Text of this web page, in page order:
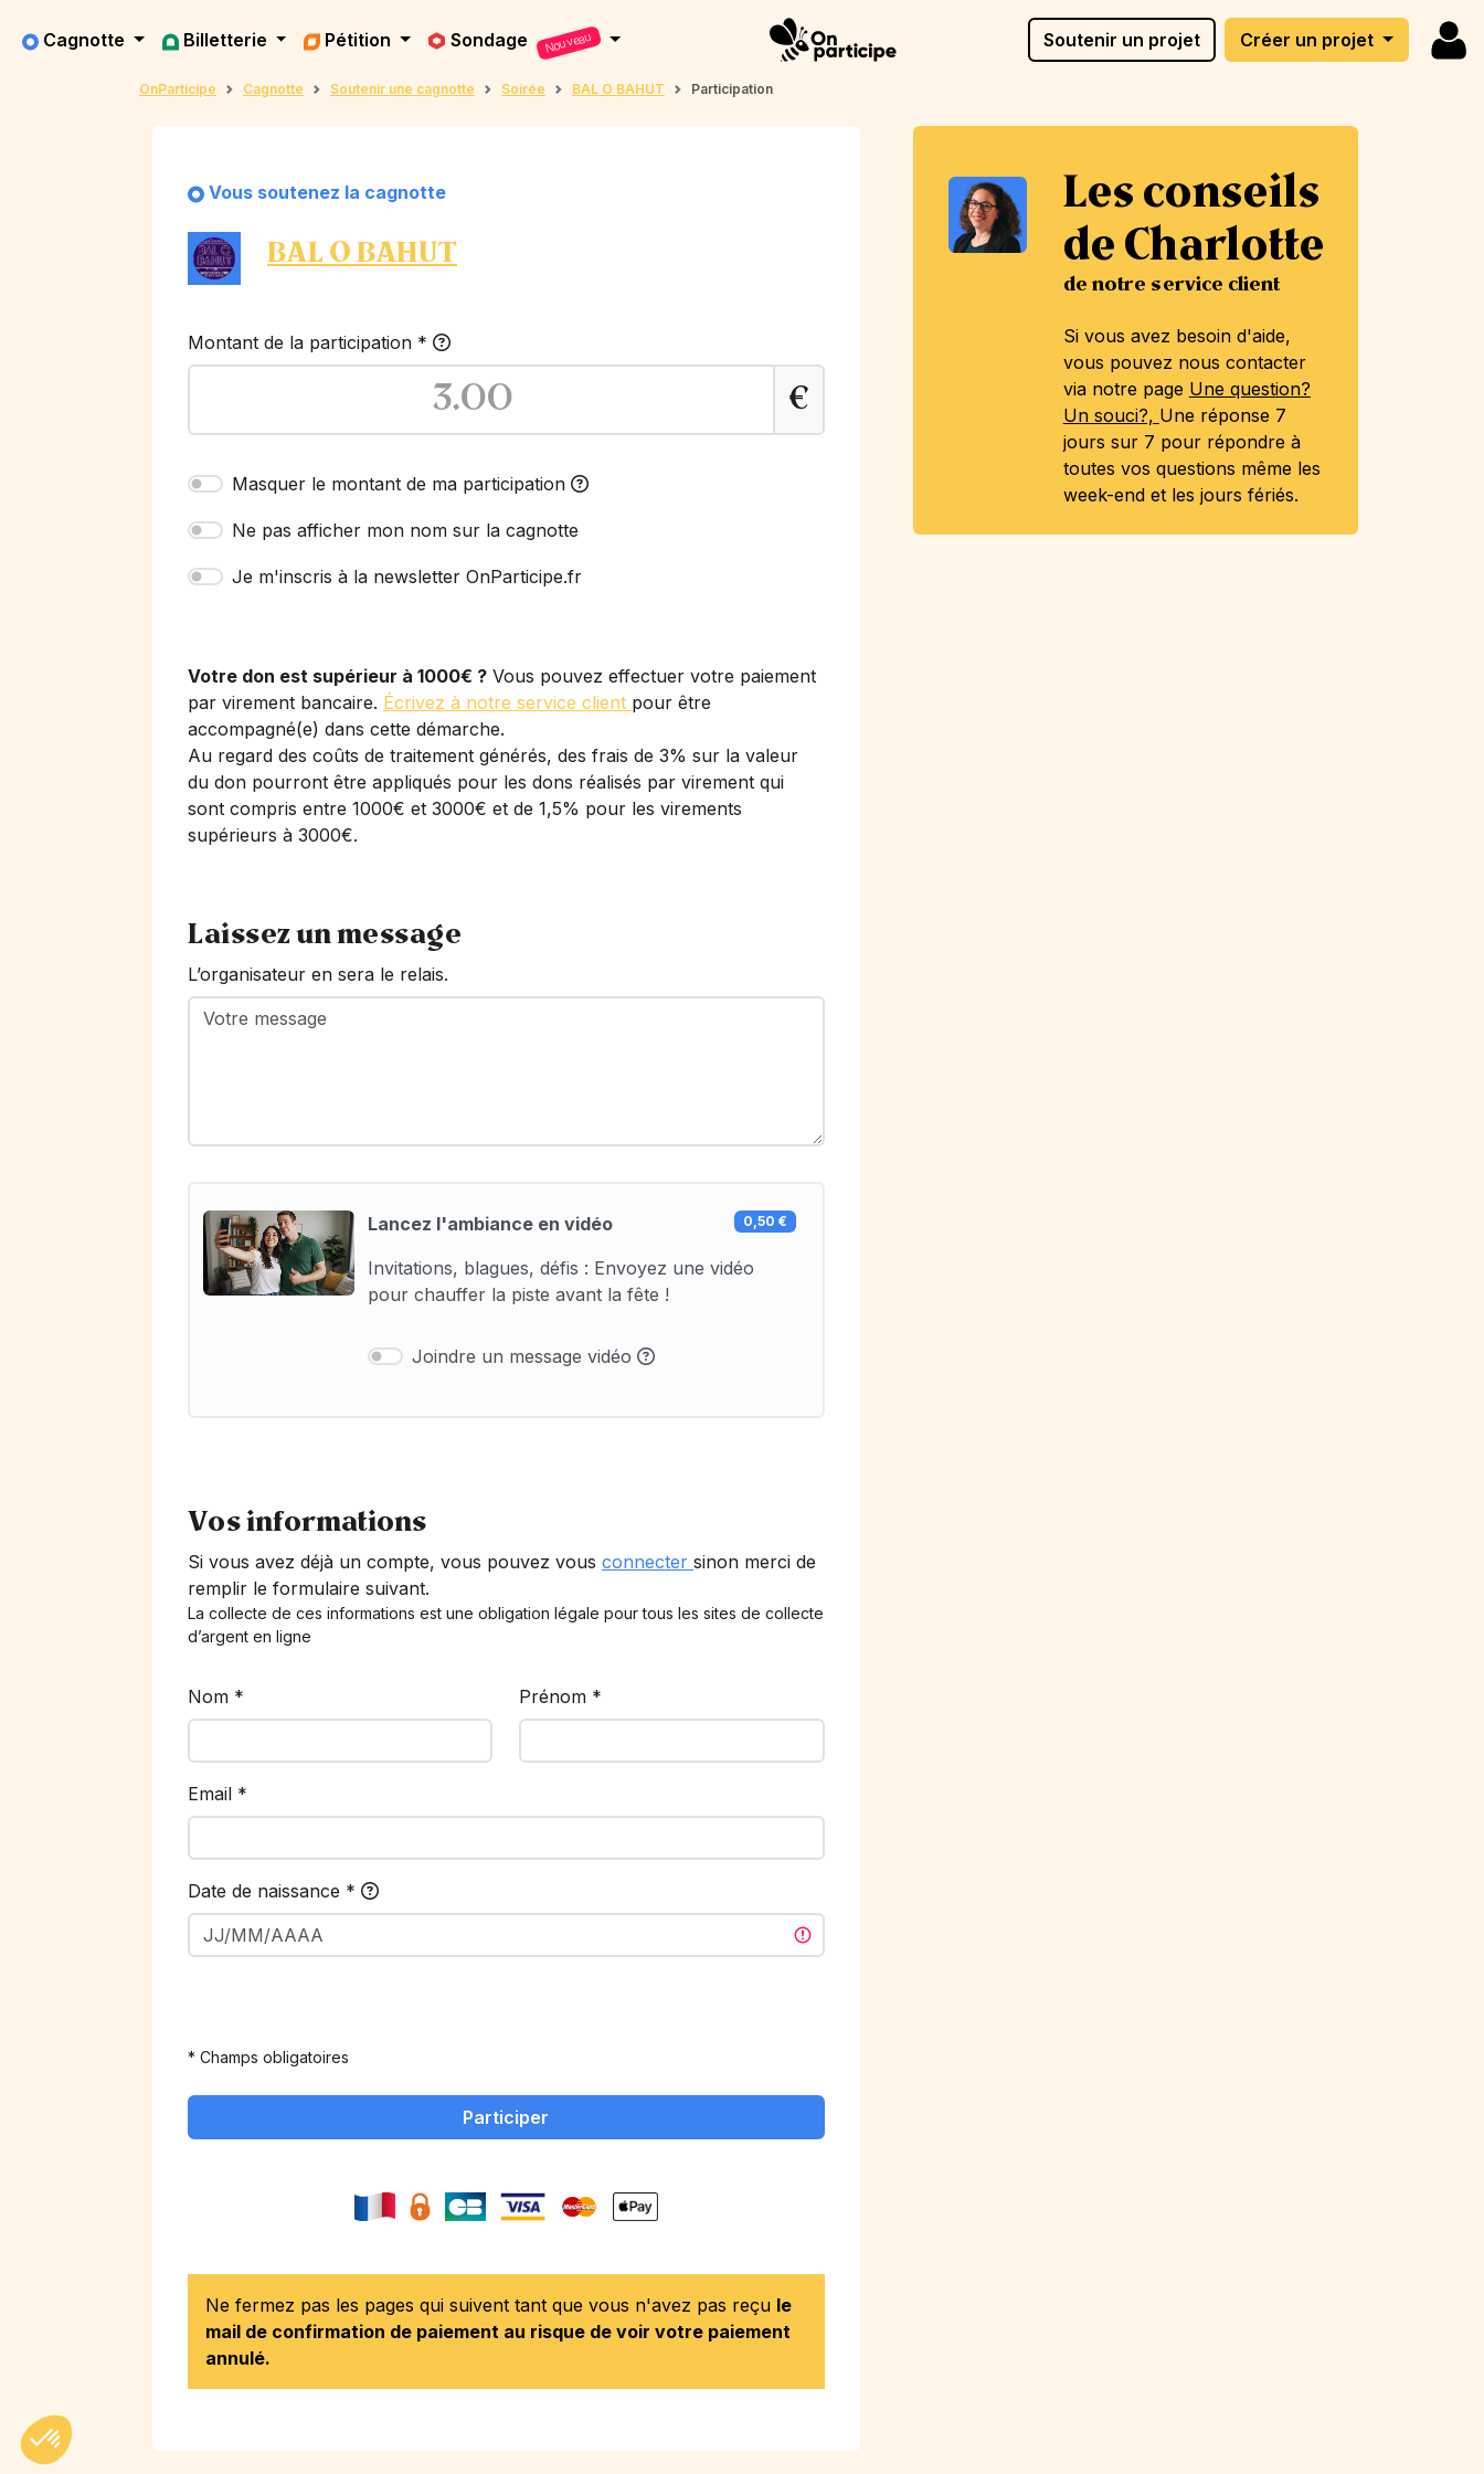
Cagnotte Billetterie Pétition Sondage Nouveau Soutenir un projet Créer un projet
OnParticipe Cagnotte Soutenir une cagnotte Soirée BAL O BAHUT Participation
Les conseils
de Charlotte
de notre service client
Si vous avez besoin d'aide,
vous pouvez nous contacter
via notre page Une question?
Un souci?, Une réponse 7
jours sur 7 pour répondre à
toutes vos questions même les
week-end et les jours fériés.
Vous soutenez la cagnotte
BAL O BAHUT
Montant de la participation *
€
Masquer le montant de ma participation
Ne pas afficher mon nom sur la cagnotte
Je m'inscris à la newsletter OnParticipe.fr
Votre don est supérieur à 1000€ ? Vous pouvez effectuer votre paiement
par virement bancaire. Écrivez à notre service client pour être
accompagné(e) dans cette démarche.
Au regard des coûts de traitement générés, des frais de 3% sur la valeur
du don pourront être appliqués pour les dons réalisés par virement qui
sont compris entre 1000€ et 3000€ et de 1,5% pour les virements
supérieurs à 3000€.
Laissez un message
L’organisateur en sera le relais.
Lancez l'ambiance en vidéo 0,50 €
Invitations, blagues, défis : Envoyez une vidéo
pour chauffer la piste avant la fête !
Joindre un message vidéo
Vos informations
Si vous avez déjà un compte, vous pouvez vous connecter sinon merci de
remplir le formulaire suivant.
La collecte de ces informations est une obligation légale pour tous les sites de collecte
d’argent en ligne
Nom * Prénom *
Email *
Date de naissance *
* Champs obligatoires
Participer
Ne fermez pas les pages qui suivent tant que vous n'avez pas reçu le
mail de confirmation de paiement au risque de voir votre paiement
annulé.